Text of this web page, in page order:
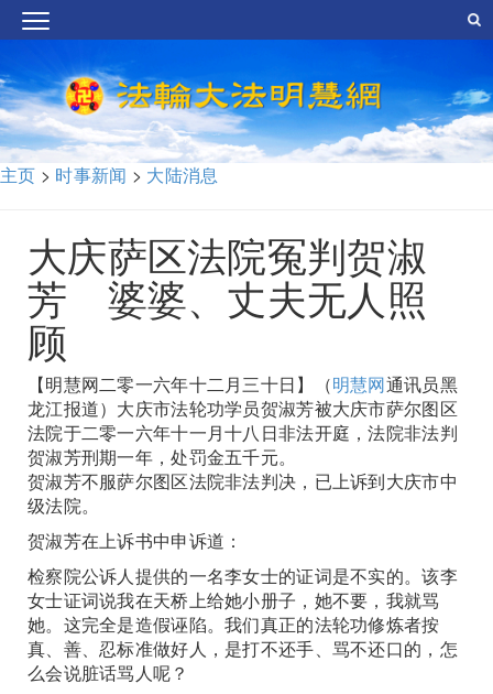
主页 > 时事新闻 > 大陆消息
大庆萨区法院冤判贺淑
芳 婆婆、丈夫无人照
顾
【明慧网二零一六年十二月三十日】（明慧网通讯员黑
龙江报道）大庆市法轮功学员贺淑芳被大庆市萨尔图区
法院于二零一六年十一月十八日非法开庭，法院非法判
贺淑芳刑期一年，处罚金五千元。
贺淑芳不服萨尔图区法院非法判决，已上诉到大庆市中
级法院。
贺淑芳在上诉书中申诉道：
检察院公诉人提供的一名李女士的证词是不实的。该李
女士证词说我在天桥上给她小册子，她不要，我就骂
她。这完全是造假诬陷。我们真正的法轮功修炼者按
真、善、忍标准做好人，是打不还手、骂不还口的，怎
么会说脏话骂人呢？